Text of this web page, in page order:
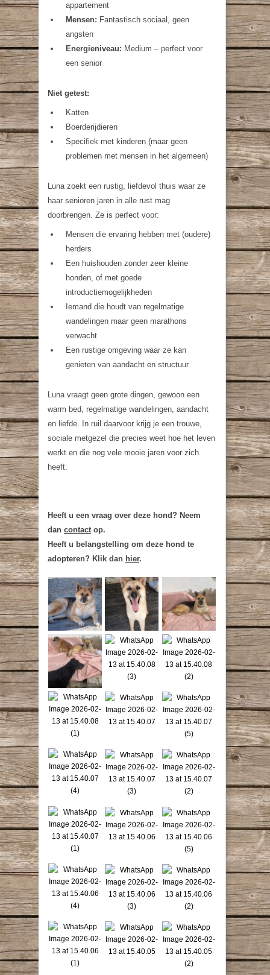
appartement
Mensen: Fantastisch sociaal, geen
angsten
Energieniveau: Medium – perfect voor
een senior
Niet getest:
Katten
Boerderijdieren
Specifiek met kinderen (maar geen
problemen met mensen in het algemeen)
Luna zoekt een rustig, liefdevol thuis waar ze
haar senioren jaren in alle rust mag
doorbrengen. Ze is perfect voor:
Mensen die ervaring hebben met (oudere)
herders
Een huishouden zonder zeer kleine
honden, of met goede
introductiemogelijkheden
Iemand die houdt van regelmatige
wandelingen maar geen marathons
verwacht
Een rustige omgeving waar ze kan
genieten van aandacht en structuur
Luna vraagt geen grote dingen, gewoon een
warm bed, regelmatige wandelingen, aandacht
en liefde. In ruil daarvoor krijg je een trouwe,
sociale metgezel die precies weet hoe het leven
werkt en die nog vele mooie jaren voor zich
heeft.
Heeft u een vraag over deze hond? Neem
dan contactop.
Heeft u belangstelling om deze hond te
adopteren? Klik dan hier.